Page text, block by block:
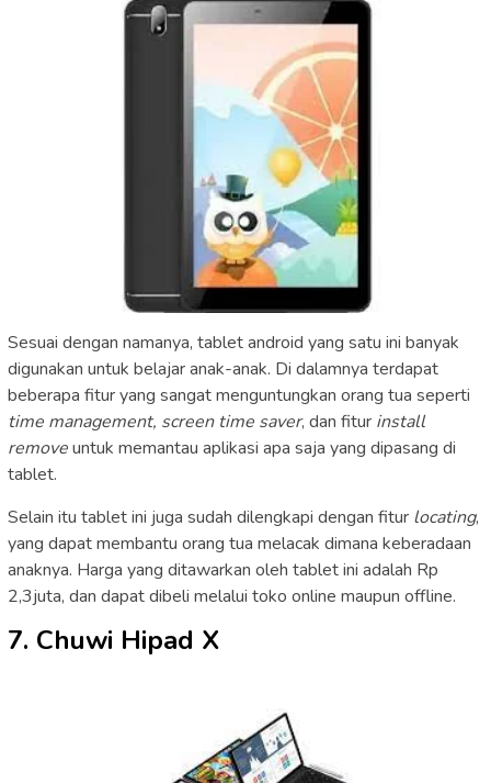
Sesuai dengan namanya, tablet android yang satu ini banyak
digunakan untuk belajar anak-anak. Di dalamnya terdapat
beberapa fitur yang sangat menguntungkan orang tua seperti
time management, screen time saver, dan fitur install
removeuntuk memantau aplikasi apa saja yang dipasang di
tablet.
Selain itu tablet ini juga sudah dilengkapi dengan fitur locating,
yang dapat membantu orang tua melacak dimana keberadaan
anaknya. Harga yang ditawarkan oleh tablet ini adalah Rp
2,3juta, dan dapat dibeli melalui toko online maupun offline.
7. Chuwi Hipad X